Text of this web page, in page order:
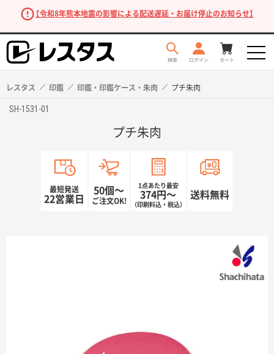
【令和8年熊本地震の影響による配送遅延・お届け停止のお知らせ】
レスタス 印鑑 印鑑・印鑑ケース・朱肉 プチ朱肉
SH-1531-01
プチ朱肉
最短発送
22営業日
50個〜
ご注文OK!
1点あたり最安
374円〜
（印刷料込・税込）
送料無料